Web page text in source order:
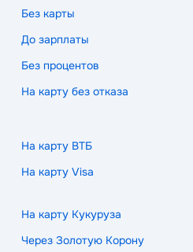
Без карты
До зарплаты
Без процентов
На карту без отказа
На карту ВТБ
На карту Visa
На карту Кукуруза
Через Золотую Корону